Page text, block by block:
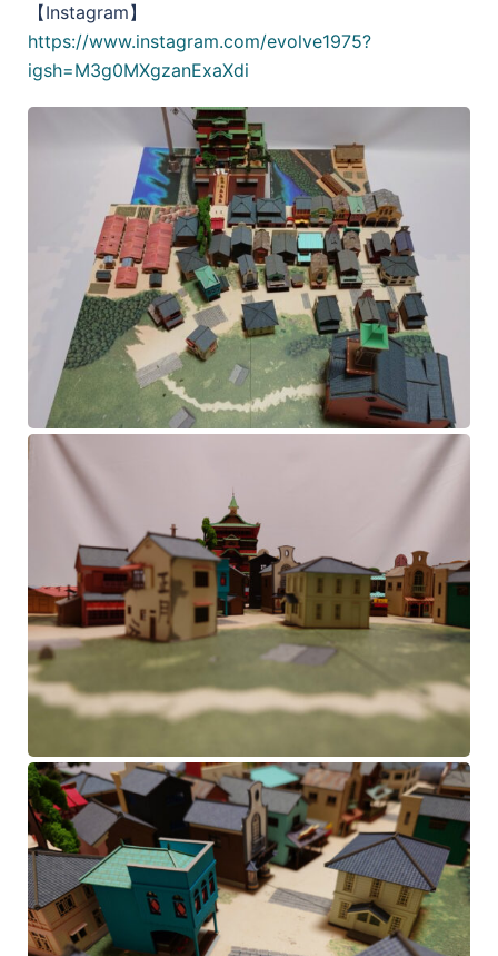
【Instagram】
https://www.instagram.com/evolve1975?
igsh=M3g0MXgzanExaXdi